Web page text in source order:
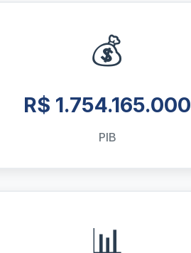
💰
R$ 1.754.165.000
PIB
📊